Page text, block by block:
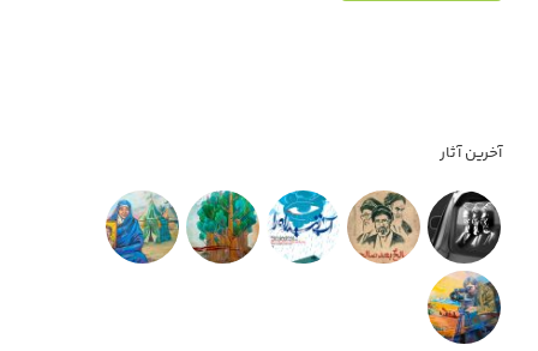
آخرین آثار